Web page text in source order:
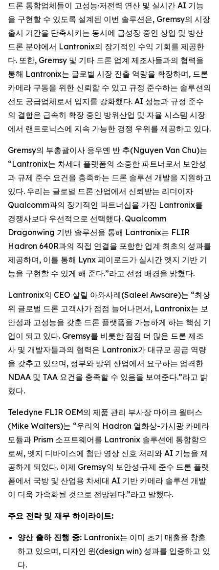
드론 통합업체들이 고성능·저전력 연산 및 실시간 AI 기능
을 구현할 수 있도록 설계된 이번 솔루션은, Gremsy의 시장
출시 기간을 단축시키는 동시에 급성장 중인 상업 및 방산
드론 분야에서 Lantronix의 장기적인 수익 기회를 제공한
다. 또한, Gremsy 및 기타 드론 업계 제조사들과의 협력을
통해 Lantronix는 글로벌 시장 진출 역량을 확장하며, 드론
카메라 구동을 위한 신뢰할 수 있고 규정 준수하는 솔루션의
선도 공급업체로서 입지를 강화했다. AI 성능과 규정 준수
의 결합은 급속히 확장 중인 방위산업 및 자율 시스템 시장
에서 랜트로닉스에 지속 가능한 경쟁 우위를 제공하고 있다.
Gremsy의 부총괄이사 응우옌 반 추(Nguyen Van Chu)는
“Lantronix는 차세대 플랫폼의 소중한 파트너로서 보안성
과 규제 준수 요건을 충족하는 드론 솔루션 개발을 지원하고
있다. 우리는 글로벌 드론 산업에서 신뢰받는 리더이자
Qualcomm과의 장기적인 파트너십을 가진 Lantronix를
경쟁사보다 우선적으로 선택했다. Qualcomm
Dragonwing 기반 솔루션을 통해 Lantronix는 FLIR
Hadron 640R과의 직접 연결을 포함한 업계 최초의 성과를
제공하며, 이를 통해 Lynx 페이로드가 실시간 엣지 기반 기
능을 구현할 수 있게 해 준다.”라고 선정 배경을 밝혔다.
Lantronix의 CEO 살릴 아와사레(Saleel Awsare)는 “최상
위 글로벌 드론 고객사가 점점 늘어나면서, Lantronix는 보
안성과 고성능을 갖춘 드론 플랫폼을 가능하게 하는 핵심 기
업이 되고 있다. Gremsy를 비롯한 점점 더 많은 드론 제조
사 및 개발자들과의 협력은 Lantronix가 대규모 공급 역량
을 갖추고 있으며, 정부와 방위 산업에서 요구하는 엄격한
NDAA 및 TAA 요건을 충족할 수 있음을 보여준다.”라고 밝
혔다.
Teledyne FLIR OEM의 제품 관리 부사장 마이크 월터스
(Mike Walters)는 “우리의 Hadron 열화상-가시광 카메라
모듈과 Prism 소프트웨어를 Lantronix 솔루션에 통합함으
로써, 엣지 디바이스에 첨단 영상 신호 처리와 AI 기능을 제
공하게 되었다. 이제 Gremsy의 보안성·규제 준수 드론 플랫
폼에서 국방 및 산업용 차세대 AI 기반 카메라 솔루션 개발
이 더욱 가속화될 것으로 전망된다.”라고 말했다.
주요 전략 및 재무 하이라이트:
양산 출하 진행 중: Lantronix는 이미 초기 매출을 창출
하고 있으며, 디자인 윈(design win) 성과를 입증하고 있
다.